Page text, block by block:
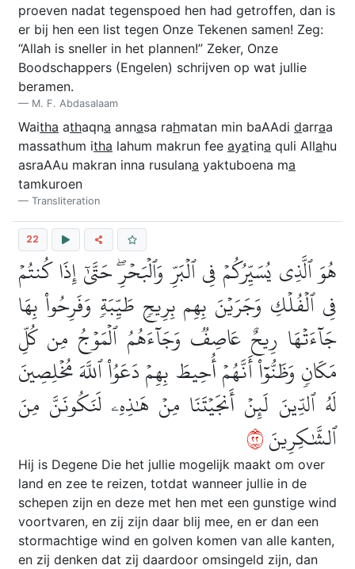
proeven nadat tegenspoed hen had getroffen, dan is
er bij hen een list tegen Onze Tekenen samen! Zeg:
“Allah is sneller in het plannen!” Zeker, Onze
Boodschappers (Engelen) schrijven op wat jullie
beramen.
M. F. Abdasalaam
Waitha athaqna annasa rahmatan min baAAdi darraa
massathum itha lahum makrun fee ayatina quli Allahu
asraAAu makran inna rusulana yaktuboena ma
tamkuroen
Transliteration
22
هُوَ ٱلَّذِي يُسَيِّرُكُمۡ فِي ٱلۡبَرِّ وَٱلۡبَحۡرِۖ حَتَّىٰٓ إِذَا كُنتُمۡ
فِي ٱلۡفُلۡكِ وَجَرَيۡنَ بِهِم بِرِيحٖ طَيِّبَةٖ وَفَرِحُواْ بِهَا
جَآءَتۡهَا رِيحٌ عَاصِفٞ وَجَآءَهُمُ ٱلۡمَوۡجُ مِن كُلِّ
مَكَانٖ وَظَنُّوٓاْ أَنَّهُمۡ أُحِيطَ بِهِمۡ دَعَوُاْ ٱللَّهَ مُخۡلِصِينَ
لَهُ ٱلدِّينَ لَئِنۡ أَنجَيۡتَنَا مِنۡ هَٰذِهِۦ لَنَكُونَنَّ مِنَ
ٱلشَّٰكِرِينَ٢٢
Hij is Degene Die het jullie mogelijk maakt om over
land en zee te reizen, totdat wanneer jullie in de
schepen zijn en deze met hen met een gunstige wind
voortvaren, en zij zijn daar blij mee, en er dan een
stormachtige wind en golven komen van alle kanten,
en zij denken dat zij daardoor omsingeld zijn, dan